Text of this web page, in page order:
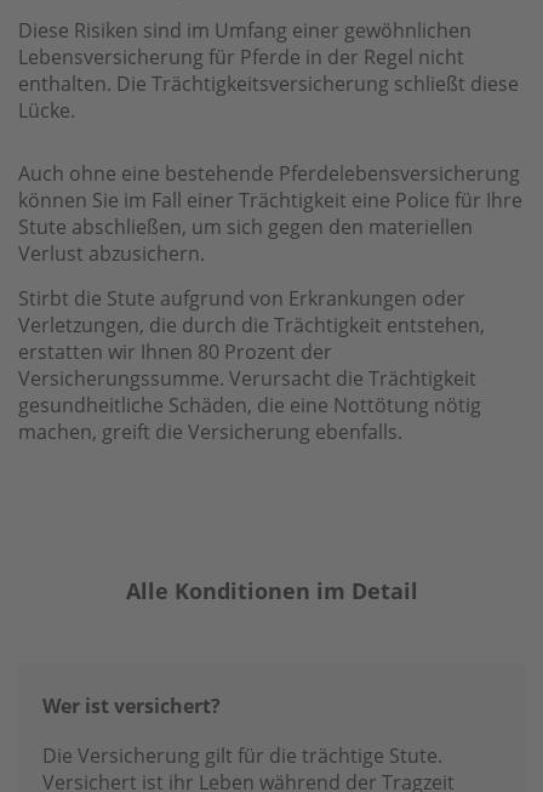
Diese Risiken sind im Umfang einer gewöhnlichen
Lebensversicherung für Pferde in der Regel nicht
enthalten. Die Trächtigkeitsversicherung schließt diese
Lücke.
Auch ohne eine bestehende Pferdelebensversicherung
können Sie im Fall einer Trächtigkeit eine Police für Ihre
Stute abschließen, um sich gegen den materiellen
Verlust abzusichern.
Stirbt die Stute aufgrund von Erkrankungen oder
Verletzungen, die durch die Trächtigkeit entstehen,
erstatten wir Ihnen 80 Prozent der
Versicherungssumme. Verursacht die Trächtigkeit
gesundheitliche Schäden, die eine Nottötung nötig
machen, greift die Versicherung ebenfalls.
Alle Konditionen im Detail
Wer ist versichert?
Die Versicherung gilt für die trächtige Stute.
Versichert ist ihr Leben während der Tragzeit